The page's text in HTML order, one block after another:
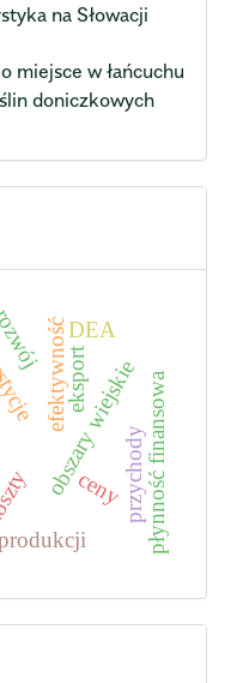
na Słowacji
miejsce w łańcuchu
doniczkowych
efektywność
obszary wiejskie
cenyprzychody
eksport płynność finansowa
DEA